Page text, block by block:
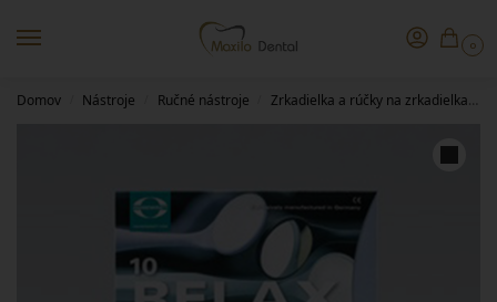
0
Domov Nástroje Ručné nástroje Zrkadielka a rúčky na zrkadielka